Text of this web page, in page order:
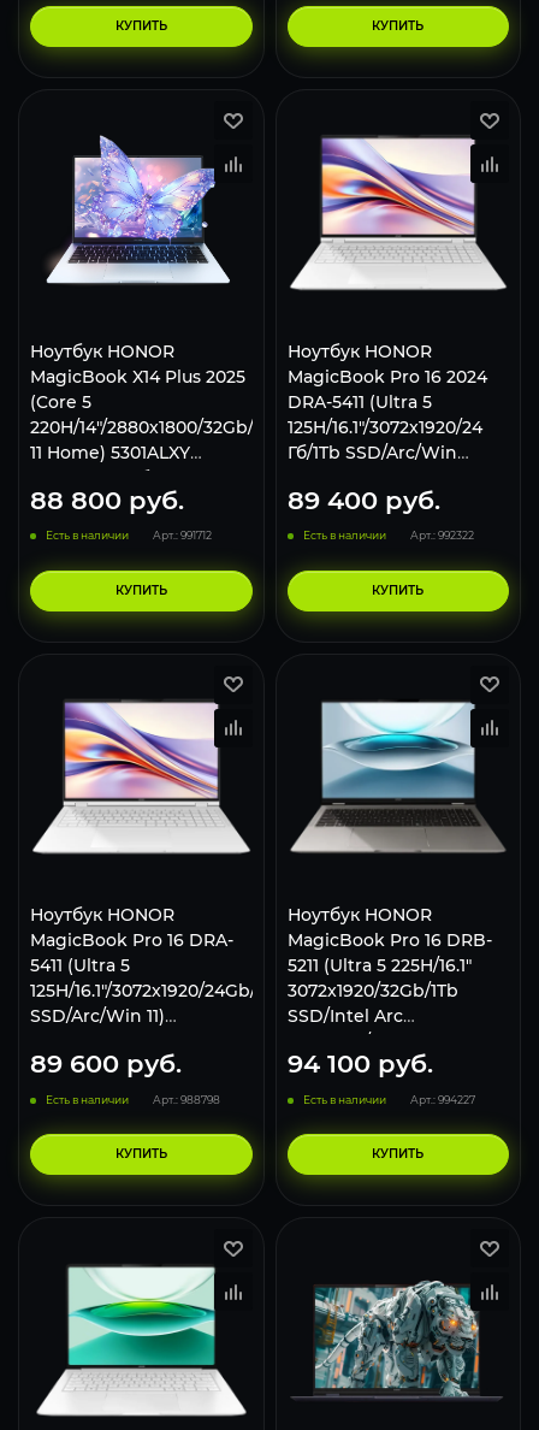
КУПИТЬ КУПИТЬ
Ноутбук HONOR
MagicBook X14 Plus 2025
(Core 5
220H/14"/2880x1800/32Gb/1Тб/Win
11 Home) 5301ALXY
Светло-голубой.
88 800 руб.
Есть в наличии Арт.: 991712
КУПИТЬ
Ноутбук HONOR
MagicBook Pro 16 2024
DRA-5411 (Ultra 5
125H/16.1"/3072x1920/24
Гб/1Tb SSD/Arc/Win
89 400руб.
Есть в наличии Арт.: 992322
КУПИТЬ
Ноутбук HONOR
MagicBook Pro 16 DRA-
5411 (Ultra 5
125H/16.1"/3072x1920/24Gb/1Tb
SSD/Arc/Win 11)
89 600 руб.
Есть в наличии Арт.: 988798
КУПИТЬ
Ноутбук HONOR
MagicBook Pro 16 DRB-
5211 (Ultra 5 225H/16.1"
3072x1920/32Gb/1Tb
SSD/Intel Arc
Graphics/Win 11 Home)
5301ANSG Серый
94 100руб.
Есть в наличии Арт.: 994227
КУПИТЬ